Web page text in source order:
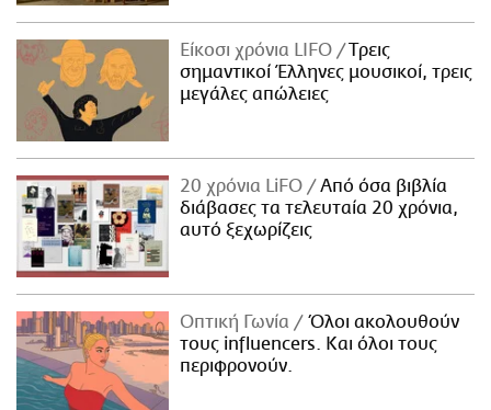
Είκοσι χρόνια LIFO
Tρεις
σημαντικοί Έλληνες μουσικοί, τρεις
μεγάλες απώλειες
20 χρόνια LiFO
Από όσα βιβλία
διάβασες τα τελευταία 20 χρόνια,
αυτό ξεχωρίζεις
Οπτική Γωνία
Όλοι ακολουθούν
τους influencers. Και όλοι τους
περιφρονούν.